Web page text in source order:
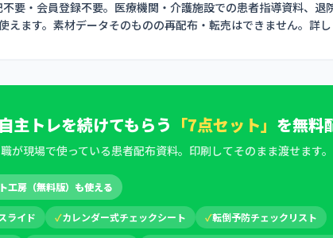
要・会員登録不要。医療機関・介護施設での患者指導資料、退
えます。素材データそのものの再配布・転売はできません。詳
主トレを続けてもらう 「7点セット」 を無料
が現場で使っている患者配布資料。印刷してそのまま渡せます。
工房（無料版）も使える
ライド ✓カレンダー式チェックシート ✓転倒予防チェックリスト